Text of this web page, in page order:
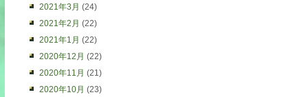
2021年3月 (24)
2021年2月 (22)
2021年1月 (22)
2020年12月 (22)
2020年11月 (21)
2020年10月 (23)